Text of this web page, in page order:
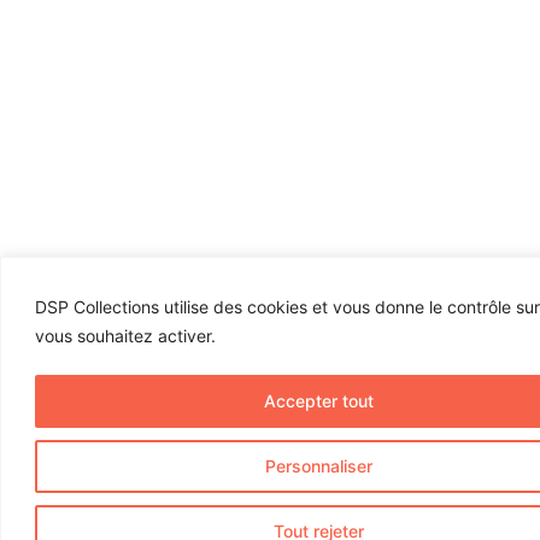
DSP Collections utilise des cookies et vous donne le contrôle
vous souhaitez activer.
Personnaliser
Tout rejeter
Accepter tout